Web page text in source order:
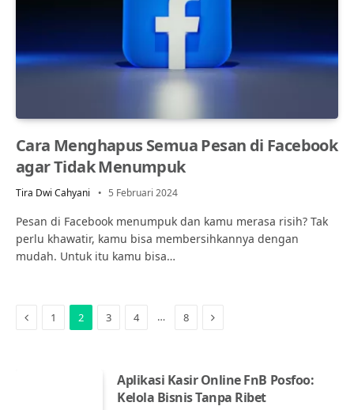
Cara Menghapus Semua Pesan di Facebook
agar Tidak Menumpuk
Tira Dwi Cahyani 5 Februari 2024
Pesan di Facebook menumpuk dan kamu merasa risih? Tak
perlu khawatir, kamu bisa membersihkannya dengan
mudah. Untuk itu kamu bisa…
Previous
1 2 3 4 … 8 Next
Aplikasi Kasir Online FnB Posfoo:
Kelola Bisnis Tanpa Ribet